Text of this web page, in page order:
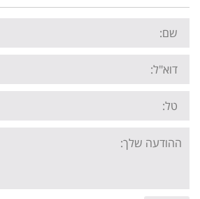
Name:
Email:
Tel:
Your
message: